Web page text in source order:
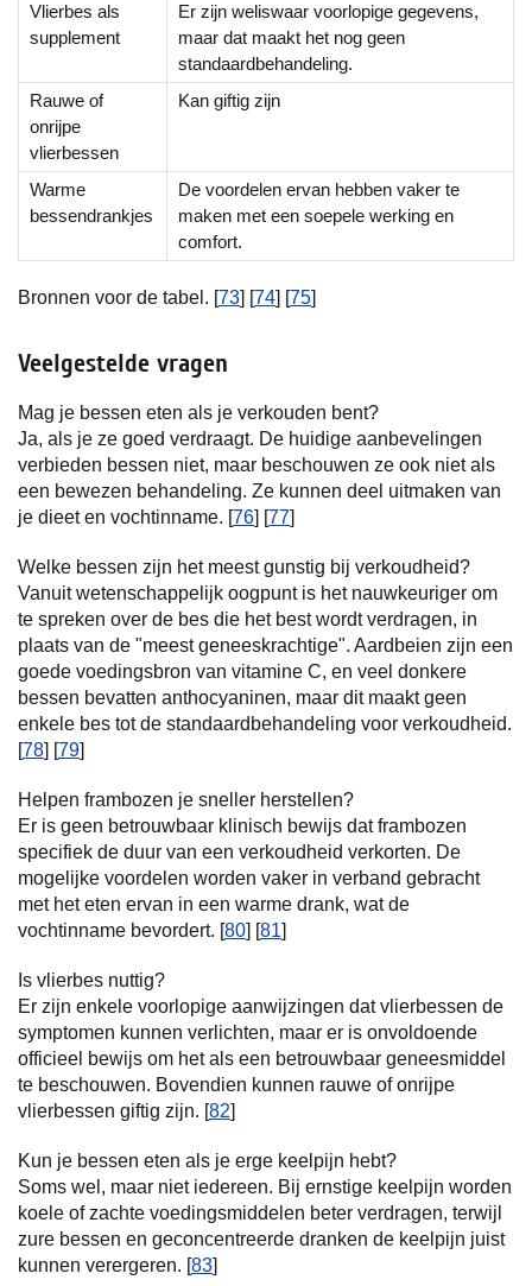
Vlierbes als
supplement
Er zijn weliswaar voorlopige gegevens,
maar dat maakt het nog geen
standaardbehandeling.
Rauwe of
onrijpe
vlierbessen
Kan giftig zijn
Warme
bessendrankjes
De voordelen ervan hebben vaker te
maken met een soepele werking en
comfort.
Bronnen voor de tabel. [73] [74] [75]
Veelgestelde vragen
Mag je bessen eten als je verkouden bent?
Ja, als je ze goed verdraagt. De huidige aanbevelingen
verbieden bessen niet, maar beschouwen ze ook niet als
een bewezen behandeling. Ze kunnen deel uitmaken van
je dieet en vochtinname. [76] [77]
Welke bessen zijn het meest gunstig bij verkoudheid?
Vanuit wetenschappelijk oogpunt is het nauwkeuriger om
te spreken over de bes die het best wordt verdragen, in
plaats van de "meest geneeskrachtige". Aardbeien zijn een
goede voedingsbron van vitamine C, en veel donkere
bessen bevatten anthocyaninen, maar dit maakt geen
enkele bes tot de standaardbehandeling voor verkoudheid.
[78] [79]
Helpen frambozen je sneller herstellen?
Er is geen betrouwbaar klinisch bewijs dat frambozen
specifiek de duur van een verkoudheid verkorten. De
mogelijke voordelen worden vaker in verband gebracht
met het eten ervan in een warme drank, wat de
vochtinname bevordert. [80] [81]
Is vlierbes nuttig?
Er zijn enkele voorlopige aanwijzingen dat vlierbessen de
symptomen kunnen verlichten, maar er is onvoldoende
officieel bewijs om het als een betrouwbaar geneesmiddel
te beschouwen. Bovendien kunnen rauwe of onrijpe
vlierbessen giftig zijn. [82]
Kun je bessen eten als je erge keelpijn hebt?
Soms wel, maar niet iedereen. Bij ernstige keelpijn worden
koele of zachte voedingsmiddelen beter verdragen, terwijl
zure bessen en geconcentreerde dranken de keelpijn juist
kunnen verergeren. [83]